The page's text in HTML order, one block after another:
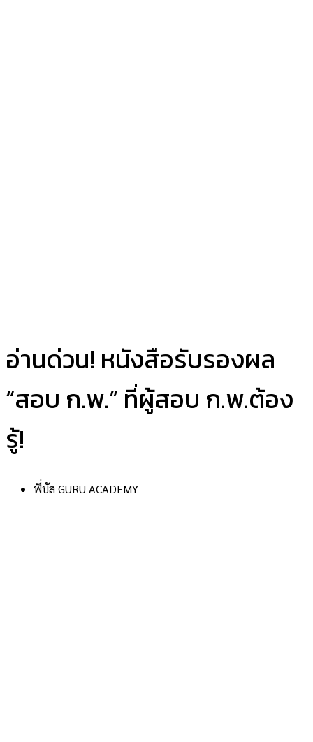
อ่านด่วน! หนังสือรับรองผล
“สอบ ก.พ.” ที่ผู้สอบ ก.พ.ต้อง
รู้!
พี่บัส GURU ACADEMY